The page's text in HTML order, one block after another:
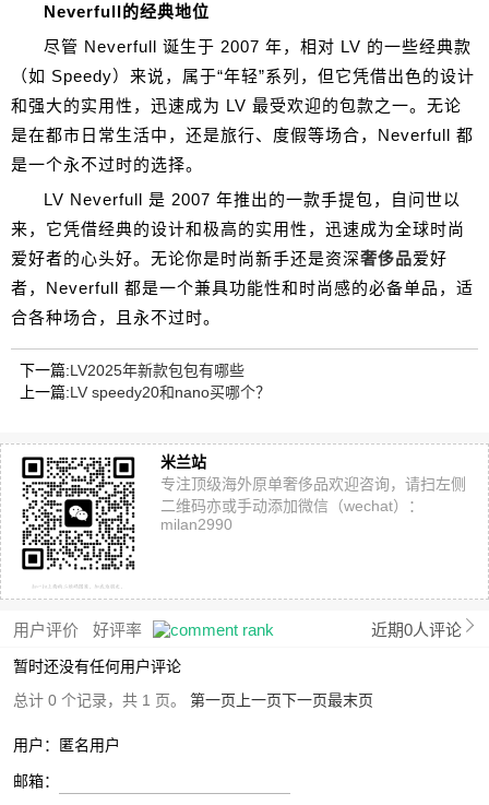
Neverfull的经典地位
尽管 Neverfull 诞生于 2007 年，相对 LV 的一些经典款
（如 Speedy）来说，属于“年轻”系列，但它凭借出色的设计
和强大的实用性，迅速成为 LV 最受欢迎的包款之一。无论
是在都市日常生活中，还是旅行、度假等场合，Neverfull 都
是一个永不过时的选择。
LV Neverfull 是 2007 年推出的一款手提包，自问世以
来，它凭借经典的设计和极高的实用性，迅速成为全球时尚
爱好者的心头好。无论你是时尚新手还是资深奢侈品爱好
者，Neverfull 都是一个兼具功能性和时尚感的必备单品，适
合各种场合，且永不过时。
下一篇:LV2025年新款包包有哪些
上一篇:LV speedy20和nano买哪个？
米兰站
专注顶级海外原单奢侈品欢迎咨询，请扫左侧
二维码亦或手动添加微信（wechat）：
milan2990
用户评价 好评率 近期0人评论
暂时还没有任何用户评论
总计 0 个记录，共 1 页。 第一页 上一页下一页最末页
用户：匿名用户
邮箱：